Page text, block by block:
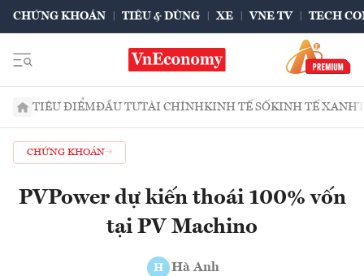
CHỨNG KHOÁN TIÊU & DÙNG XE VNE TV TECH
TIÊU ĐIỂMĐẦU TƯTÀI CHÍNHKINH TẾ SỐKINH TẾ XANH
CHỨNG KHOÁN
PVPower dự kiến thoái 100% vốn
tại PV Machino
H Hà Anh